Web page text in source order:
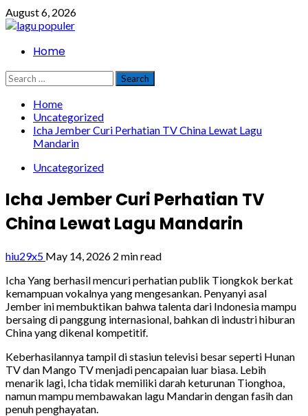
Skip
to
August 6, 2026
PrimaryHome
Search
for:
Home
Uncategorized
Icha Jember Curi Perhatian TV China Lewat Lagu
Mandarin
Uncategorized
Icha Jember Curi Perhatian TV
China Lewat Lagu Mandarin
hiu29x5 May 14, 2026 2 min read
Icha Yang berhasil mencuri perhatian publik Tiongkok berkat
kemampuan vokalnya yang mengesankan. Penyanyi asal
Jember ini membuktikan bahwa talenta dari Indonesia mampu
bersaing di panggung internasional, bahkan di industri hiburan
China yang dikenal kompetitif.
Keberhasilannya tampil di stasiun televisi besar seperti Hunan
TV dan Mango TV menjadi pencapaian luar biasa. Lebih
menarik lagi, Icha tidak memiliki darah keturunan Tionghoa,
namun mampu membawakan lagu Mandarin dengan fasih dan
penuh penghayatan.